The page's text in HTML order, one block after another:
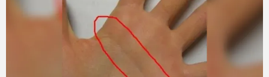
槇原敬之の曲はなぜ心に刺さるのか、専門
家の解説とファン700人が選んだ名曲
週刊女性2020年11月10日号 2020/11/1
槇原敬之が作曲した『ヒルナンデス！』の